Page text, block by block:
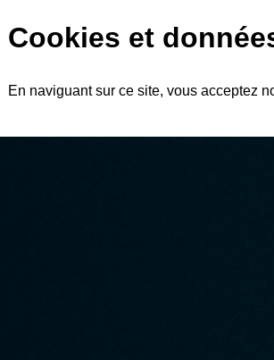
Cookies et
En naviguant sur ce site, vous acceptez